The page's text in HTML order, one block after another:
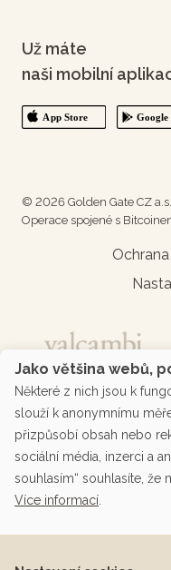
Už máte
naši mobilní
© 2026 Golden Gate CZ
Operace spojené s
Podporované
Jako většina webů,
Některé z nich jsou k
slouží k anonymnímu
přizpůsobí obsah nebo
sociální média, inzerci a
souhlasím“ souhlasíte, že
Více informací